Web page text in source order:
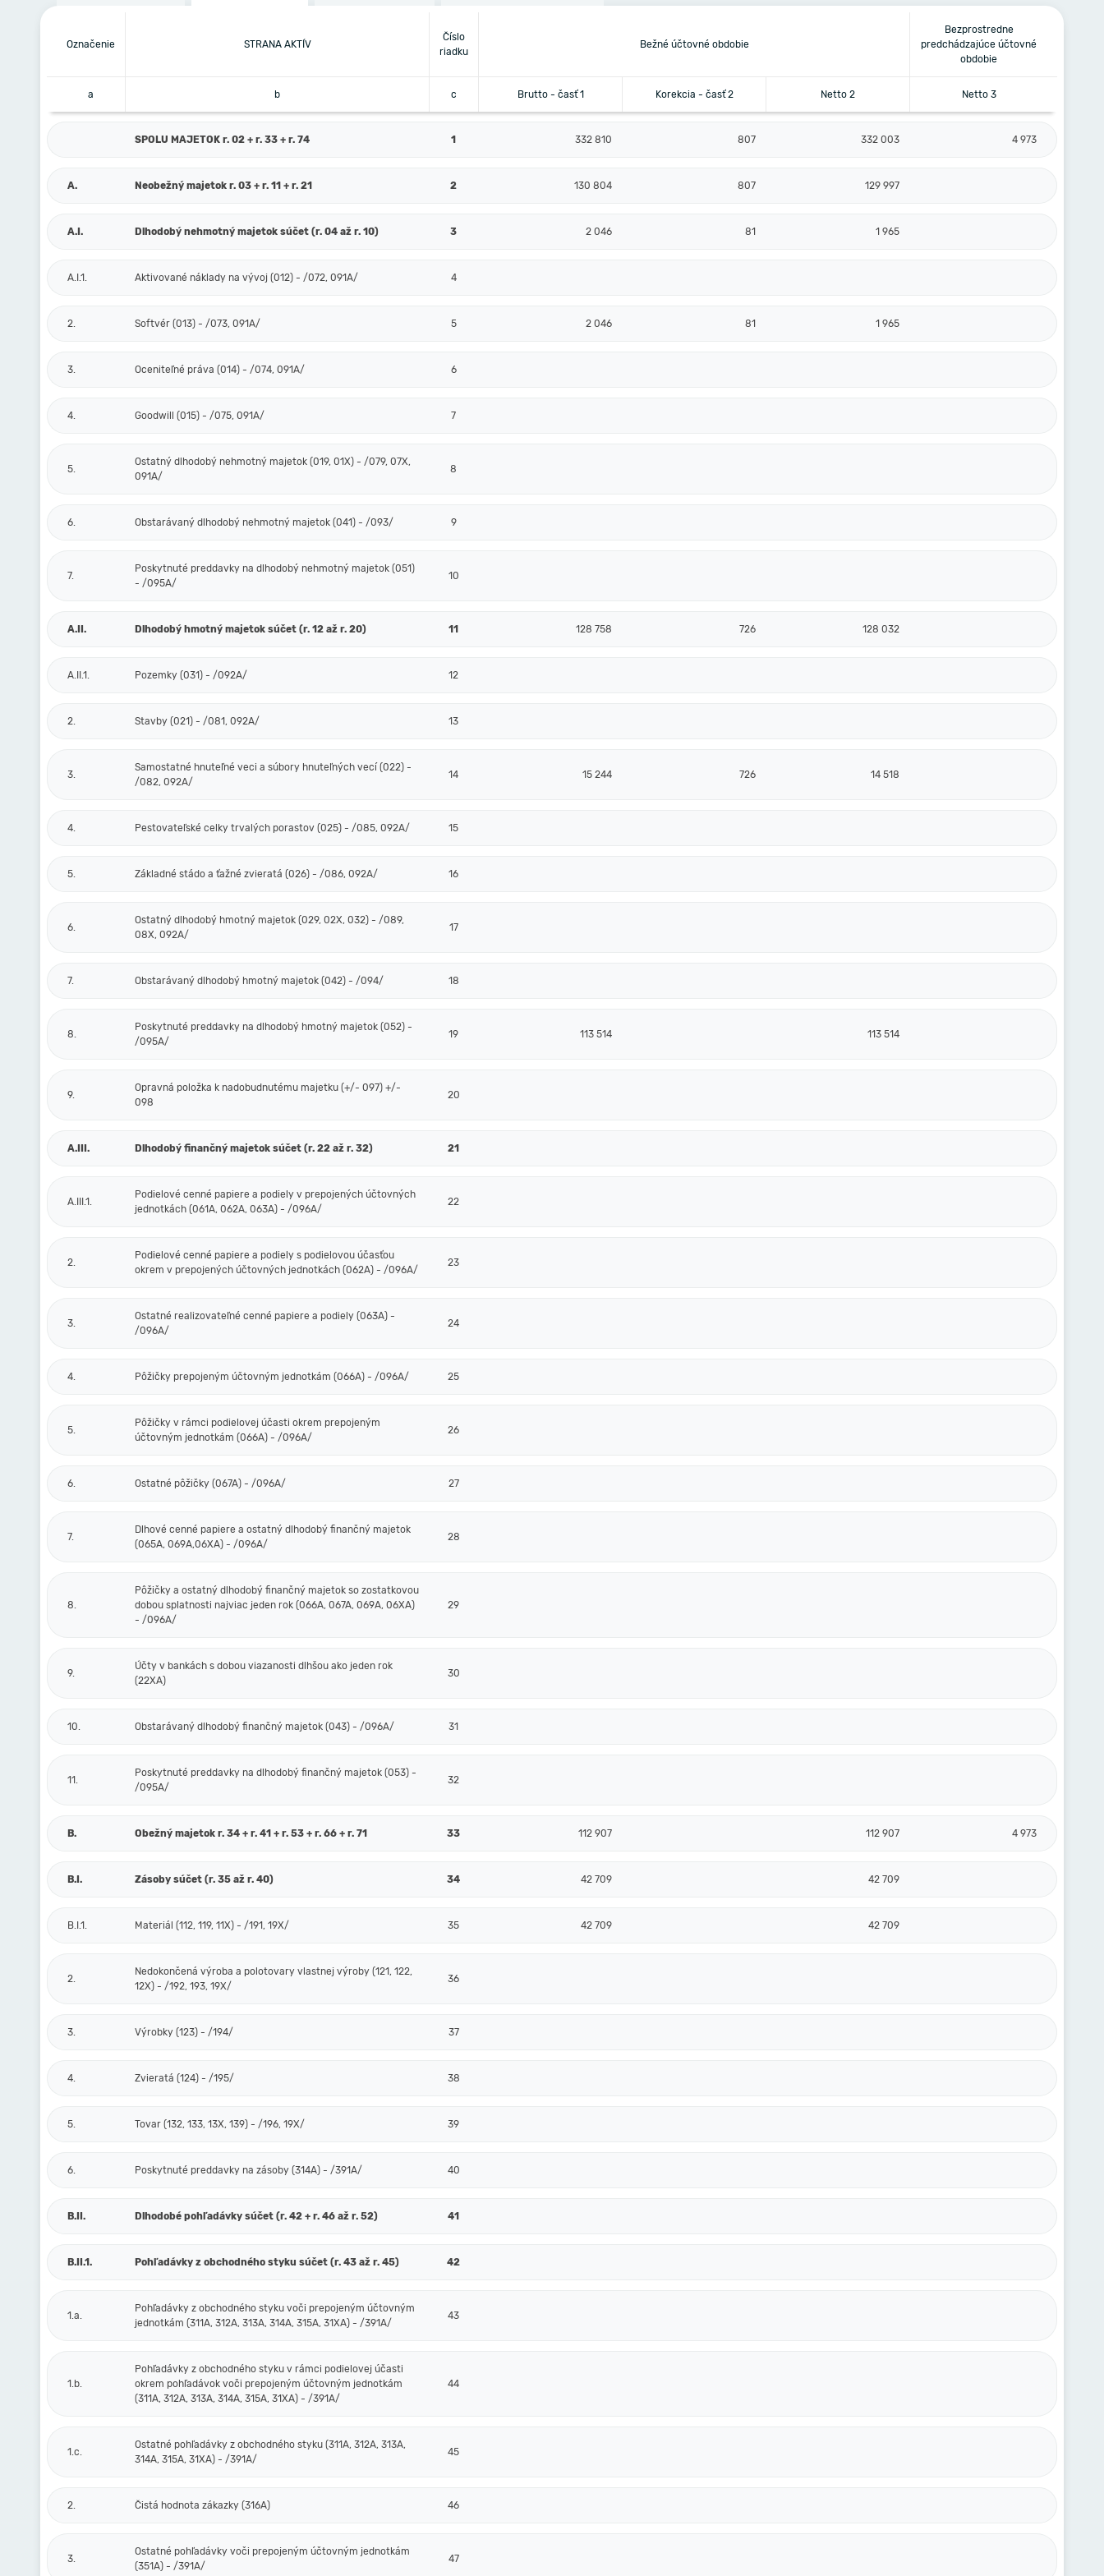
Označenie STRANA AKTÍV
Číslo
riadku
Bežné účtovné obdobie
Bezprostredne
predchádzajúce účtovné
obdobie
a b c Brutto - časť 1 Korekcia - časť 2 Netto 2 Netto 3
SPOLU MAJETOK r. 02 + r. 33 + r. 74 1 332 810 807 332 003 4 973
A. Neobežný majetok r. 03 + r. 11 + r. 21 2 130 804 807 129 997
A.I. Dlhodobý nehmotný majetok súčet (r. 04 až r. 10) 3 2 046 81 1 965
A.I.1. Aktivované náklady na vývoj (012) - /072, 091A/ 4
2. Softvér (013) - /073, 091A/ 5 2 046 81 1 965
3. Oceniteľné práva (014) - /074, 091A/ 6
4. Goodwill (015) - /075, 091A/ 7
5.
Ostatný dlhodobý nehmotný majetok (019, 01X) - /079, 07X,
091A/
8
6. Obstarávaný dlhodobý nehmotný majetok (041) - /093/ 9
7.
Poskytnuté preddavky na dlhodobý nehmotný majetok (051)
- /095A/
10
A.II. Dlhodobý hmotný majetok súčet (r. 12 až r. 20) 11 128 758 726 128 032
A.II.1. Pozemky (031) - /092A/ 12
2. Stavby (021) - /081, 092A/ 13
3.
Samostatné hnuteľné veci a súbory hnuteľných vecí (022) -
/082, 092A/
14 15 244 726 14 518
4. Pestovateľské celky trvalých porastov (025) - /085, 092A/ 15
5. Základné stádo a ťažné zvieratá (026) - /086, 092A/ 16
6.
Ostatný dlhodobý hmotný majetok (029, 02X, 032) - /089,
08X, 092A/
17
7. Obstarávaný dlhodobý hmotný majetok (042) - /094/ 18
8.
Poskytnuté preddavky na dlhodobý hmotný majetok (052) -
/095A/
19 113 514 113 514
9.
Opravná položka k nadobudnutému majetku (+/- 097) +/-
098
20
A.III. Dlhodobý finančný majetok súčet (r. 22 až r. 32) 21
A.III.1.
Podielové cenné papiere a podiely v prepojených účtovných
jednotkách (061A, 062A, 063A) - /096A/
22
2.
Podielové cenné papiere a podiely s podielovou účasťou
okrem v prepojených účtovných jednotkách (062A) - /096A/
23
3.
Ostatné realizovateľné cenné papiere a podiely (063A) -
/096A/
24
4. Pôžičky prepojeným účtovným jednotkám (066A) - /096A/ 25
5.
Pôžičky v rámci podielovej účasti okrem prepojeným
účtovným jednotkám (066A) - /096A/
26
6. Ostatné pôžičky (067A) - /096A/ 27
7.
Dlhové cenné papiere a ostatný dlhodobý finančný majetok
(065A, 069A,06XA) - /096A/
28
8.
Pôžičky a ostatný dlhodobý finančný majetok so zostatkovou
dobou splatnosti najviac jeden rok (066A, 067A, 069A, 06XA)
- /096A/
29
9.
Účty v bankách s dobou viazanosti dlhšou ako jeden rok
(22XA)
30
10. Obstarávaný dlhodobý finančný majetok (043) - /096A/ 31
11.
Poskytnuté preddavky na dlhodobý finančný majetok (053) -
/095A/
32
B. Obežný majetok r. 34 + r. 41 + r. 53 + r. 66 + r. 71 33 112 907 112 907 4 973
B.I. Zásoby súčet (r. 35 až r. 40) 34 42 709 42 709
B.I.1. Materiál (112, 119, 11X) - /191, 19X/ 35 42 709 42 709
2.
Nedokončená výroba a polotovary vlastnej výroby (121, 122,
12X) - /192, 193, 19X/
36
3. Výrobky (123) - /194/ 37
4. Zvieratá (124) - /195/ 38
5. Tovar (132, 133, 13X, 139) - /196, 19X/ 39
6. Poskytnuté preddavky na zásoby (314A) - /391A/ 40
B.II. Dlhodobé pohľadávky súčet (r. 42 + r. 46 až r. 52) 41
B.II.1. Pohľadávky z obchodného styku súčet (r. 43 až r. 45) 42
1.a.
Pohľadávky z obchodného styku voči prepojeným účtovným
jednotkám (311A, 312A, 313A, 314A, 315A, 31XA) - /391A/
43
1.b.
Pohľadávky z obchodného styku v rámci podielovej účasti
okrem pohľadávok voči prepojeným účtovným jednotkám
(311A, 312A, 313A, 314A, 315A, 31XA) - /391A/
44
1.c.
Ostatné pohľadávky z obchodného styku (311A, 312A, 313A,
314A, 315A, 31XA) - /391A/
45
2. Čistá hodnota zákazky (316A) 46
3.
Ostatné pohľadávky voči prepojeným účtovným jednotkám
(351A) - /391A/
47